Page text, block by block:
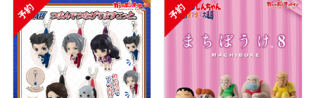
予約 予約